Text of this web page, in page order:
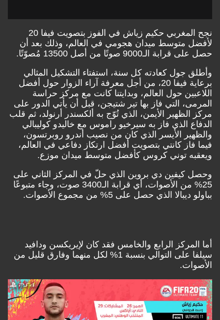
نجح المغربي حكيم زياش في الفوز بتصويت فيفا 20
لأفضل متوسط ميدان هجومي في العالم، وذلك بعد أن
حصل على قرابة الـ9000 صوتًا من أصل 13500 مُصوّتًا.
وأطلق جول كعادته كل سنة، استفتاء التشكيل المثالي
برعاية فيفا 20، من أجل معرفة آراء الزوار حول أفضل
اللاعبين حول العالم، وبدايتنا كانت مع مركز حراسة
المرمى، التي فاز بها تير شتيجن، قبل أن يأتي الدور على
مركز الظهير الأيمن، الذي تُوّج به ألكسندر أرنولد، ثم قلب
الدفاع الذي فاز به سيرخيو راموس مع خاليدو كوليبالي
والظهير الأيسر الذي كان من نصيب أندرو روبرتسون،
فيما فاز كانتي بتصويت أفضل ارتكاز دفاعي في العالم،
ويعقبه توني كروس كأفضل متوسط ميدان موزع.
وحصل كيفين دي بروين الذي حلّ في المركز الثاني على
25% من الأصوات، أي قرابة الـ3400 صوت، وجاء متبوعًا
بباولو ديبالا الذي حصل على 5% من مجموع الأصوات.
أما المركز الرابع والخامس فقد كان لإيريكسن ودافيد
سيلفا على التوالي بنسبة 1% لكل منهما وفارق قليل من
الأصوات.